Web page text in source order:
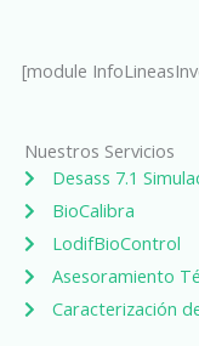
[module
Nuestros Servicios
Desass 7.1
BioCalibra
LodifBioControl
Asesoramiento
Caracterización